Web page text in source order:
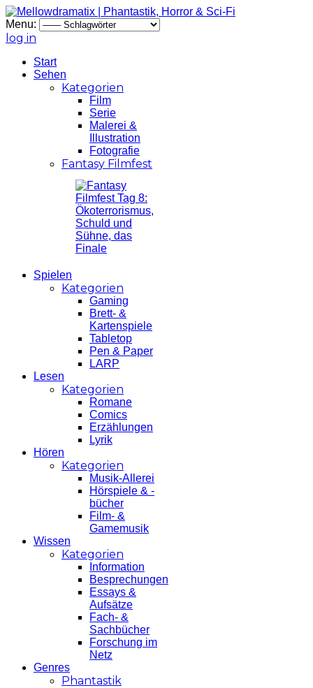
Menu:
log in
Start
Sehen
Kategorien
Film
Serie
Malerei &
Illustration
Fotografie
Fantasy Filmfest
Spielen
Kategorien
Gaming
Brett- &
Kartenspiele
Tabletop
Pen & Paper
LARP
Lesen
Kategorien
Romane
Comics
Erzählungen
Lyrik
Hören
Kategorien
Musik-Allerei
Hörspiele & -
bücher
Film- &
Gamemusik
Wissen
Kategorien
Information
Besprechungen
Essays &
Aufsätze
Fach- &
Sachbücher
Forschung im
Netz
Genres
Phantastik